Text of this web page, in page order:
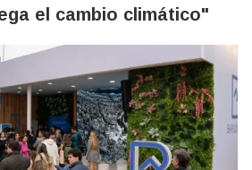
el cambio climático"